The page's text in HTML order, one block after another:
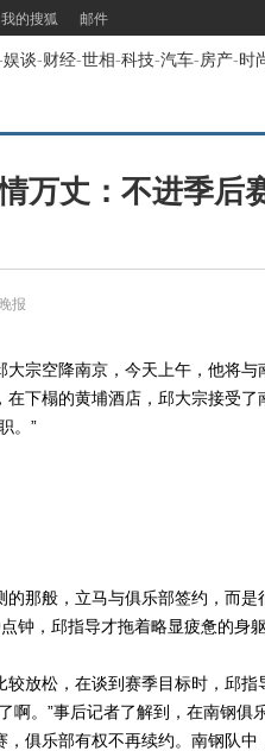
我的搜狐 邮件
娱谈-财经-世相-科技-汽车-房产-时
万丈：不进季后
报
空降南京，今天上午，他将与
下榻的黄埔酒店，邱大宗接受了
。”
那般，立马与俱乐部签约，而是
钟，邱指导才拖着略显疲惫的身
放松，在谈到赛季目标时，邱指
啊。”事后记者了解到，在南钢俱
俱乐部有权不再续约。南钢队